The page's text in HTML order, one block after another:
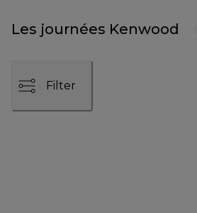
Les journées Kenwood
Filter